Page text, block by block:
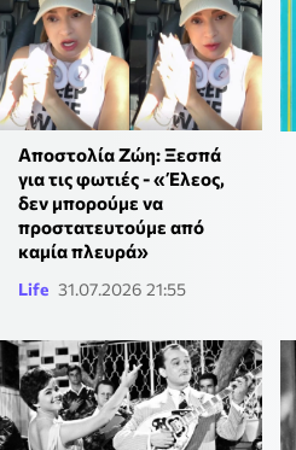
Αποστολία Ζώη: Ξεσπά
για τις φωτιές - «Έλεος,
δεν μπορούμε να
προστατευτούμε από
καμία πλευρά»
Life 31.07.2026 21:55